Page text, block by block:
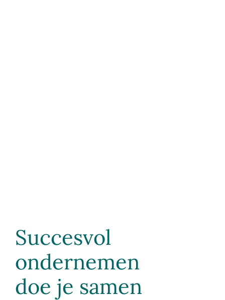
Succesvol
ondernemen
doe je samen